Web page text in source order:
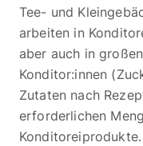
Tee- und
arbeiten in
aber auch in
Konditor:innen
Zutaten nach
erforderlichen